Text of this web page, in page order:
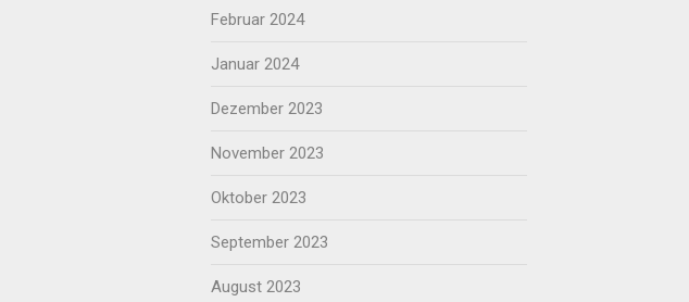
Februar 2024
Januar 2024
Dezember 2023
November 2023
Oktober 2023
September 2023
August 2023